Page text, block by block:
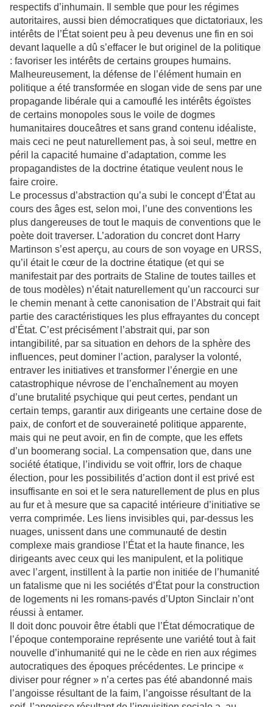
respectifs d’inhumain. Il semble que pour les régimes
autoritaires, aussi bien démocratiques que dictatoriaux, les
intérêts de l’État soient peu à peu devenus une fin en soi
devant laquelle a dû s’effacer le but originel de la politique
: favoriser les intérêts de certains groupes humains.
Malheureusement, la défense de l’élément humain en
politique a été transformée en slogan vide de sens par une
propagande libérale qui a camouflé les intérêts égoïstes
de certains monopoles sous le voile de dogmes
humanitaires douceâtres et sans grand contenu idéaliste,
mais ceci ne peut naturellement pas, à soi seul, mettre en
péril la capacité humaine d’adaptation, comme les
propagandistes de la doctrine étatique veulent nous le
faire croire.
Le processus d’abstraction qu’a subi le concept d’État au
cours des âges est, selon moi, l’une des conventions les
plus dangereuses de tout le maquis de conventions que le
poète doit traverser. L’adoration du concret dont Harry
Martinson s’est aperçu, au cours de son voyage en URSS,
qu’il était le cœur de la doctrine étatique (et qui se
manifestait par des portraits de Staline de toutes tailles et
de tous modèles) n’était naturellement qu’un raccourci sur
le chemin menant à cette canonisation de l’Abstrait qui fait
partie des caractéristiques les plus effrayantes du concept
d’État. C’est précisément l’abstrait qui, par son
intangibilité, par sa situation en dehors de la sphère des
influences, peut dominer l’action, paralyser la volonté,
entraver les initiatives et transformer l’énergie en une
catastrophique névrose de l’enchaînement au moyen
d’une brutalité psychique qui peut certes, pendant un
certain temps, garantir aux dirigeants une certaine dose de
paix, de confort et de souveraineté politique apparente,
mais qui ne peut avoir, en fin de compte, que les effets
d’un boomerang social. La compensation que, dans une
société étatique, l’individu se voit offrir, lors de chaque
élection, pour les possibilités d’action dont il est privé est
insuffisante en soi et le sera naturellement de plus en plus
au fur et à mesure que sa capacité intérieure d’initiative se
verra comprimée. Les liens invisibles qui, par-dessus les
nuages, unissent dans une communauté de destin
complexe mais grandiose l’État et la haute finance, les
dirigeants avec ceux qui les manipulent, et la politique
avec l’argent, instillent à la partie non initiée de l’humanité
un fatalisme que ni les sociétés d’État pour la construction
de logements ni les romans-pavés d’Upton Sinclair n’ont
réussi à entamer.
Il doit donc pouvoir être établi que l’État démocratique de
l’époque contemporaine représente une variété tout à fait
nouvelle d’inhumanité qui ne le cède en rien aux régimes
autocratiques des époques précédentes. Le principe «
diviser pour régner » n’a certes pas été abandonné mais
l’angoisse résultant de la faim, l’angoisse résultant de la